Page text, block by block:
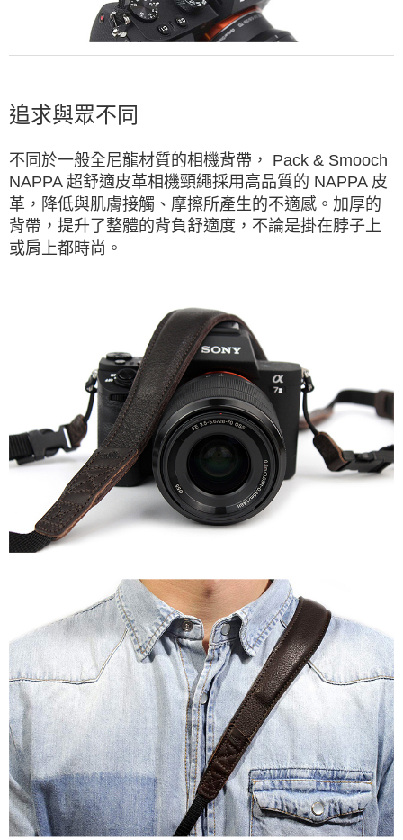
追求與眾不同
不同於一般全尼龍材質的相機背帶， Pack & Smooch
NAPPA 超舒適皮革相機頸繩採用高品質的 NAPPA 皮
革，降低與肌膚接觸、摩擦所產生的不適感。加厚的
背帶，提升了整體的背負舒適度，不論是掛在脖子上
或肩上都時尚。